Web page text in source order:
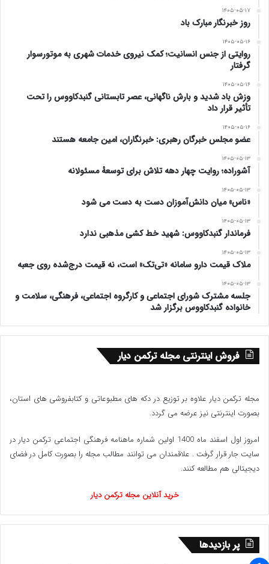
۱۴۰۵-۰۵-۱۷
روز خبرنگار مبارک باد
۱۴۰۵-۰۵-۱۶
روایتی از جنس انسانیت؛ کمک نیروی خدمات شهری به موتورسوار
گرفتار
۱۴۰۵-۰۵-۱۶
وزش باد شدید و بارش ناگهانی، عصر تابستانی گنبدکاووس را تحت
تأثیر قرار داد
۱۴۰۵-۰۵-۱۶
عضو مجلس خبرگان رهبری: خبرنگاران، امین جامعه هستند
۱۴۰۵-۰۵-۱۳
آشوراده؛ روایت چهار دهه تلاش برای توسعهٔ مسئولانه
۱۴۰۵-۰۵-۱۳
«ناس» میان دانش‌آموزان دست به دست می شود
۱۴۰۵-۰۵-۱۳
فرماندار گنبدکاووس: شهید خط کشی مذهبی ندارد
۱۴۰۵-۰۵-۱۳
ملاک قیمت دارو سامانه «تی‌تک» است، نه قیمت درج‌شده روی جعبه
۱۴۰۵-۰۵-۱۳
جلسه مشترک شورای اجتماعی و کارگروه اجتماعی، فرهنگی، سلامت و
خانواده گنبدکاووس برگزار شد
فروش اینترنتی مجله ترکمن دیار
مجله ترکمن دیار علاوه بر توزیع در دکه های مطبوعاتی و کتابفروشی های استان،
بصورت اینترنتی نیز عرضه می گردد.‌
امروز اول اسفند ماه 1400 اولین شماره ماهنامه فرهنگی اجتماعی ترکمن دیار در
سایت جار قرار گرفت . علاقمندان می توانند مطالب مجله را بصورت کامل در فضای
دیجیتالی هم مطالعه کنند.
خرید آنلاین مجله ترکمن دیار
پر بازدیدها